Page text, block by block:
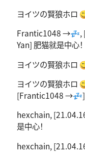
ヨイツの賢狼ホ
Frantic1048 →💤,
Yan] 肥猫就是中心！
ヨイツの賢狼ホ
ヨイツの賢狼ホロ
[Frantic1048 →💤]
hexchain,
是中心！
hexchain,